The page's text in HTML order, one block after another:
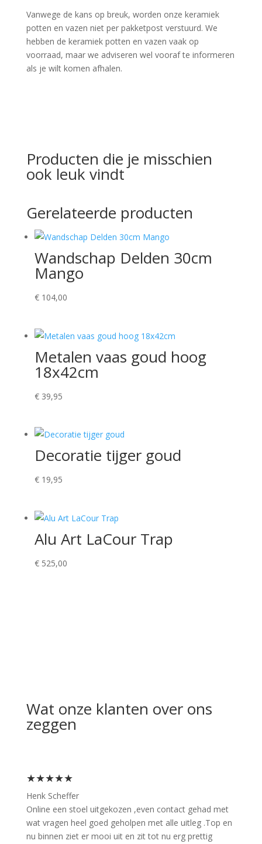
Vanwege de kans op breuk, worden onze keramiek
potten en vazen niet per pakketpost verstuurd. We
hebben de keramiek potten en vazen vaak op
voorraad, maar we adviseren wel vooraf te informeren
als je wilt komen afhalen.
Producten die je misschien
ook leuk vindt
Gerelateerde producten
Wandschap Delden 30cm
Mango
€104,00
Metalen vaas goud hoog
18x42cm
€39,95
Decoratie tijger goud
€19,95
Alu Art LaCour Trap
€525,00
Wat onze klanten over ons
zeggen
★★★★★
Henk Scheffer
Online een stoel uitgekozen ,even contact gehad met
wat vragen heel goed geholpen met alle uitleg .Top en
nu binnen ziet er mooi uit en zit tot nu erg prettig